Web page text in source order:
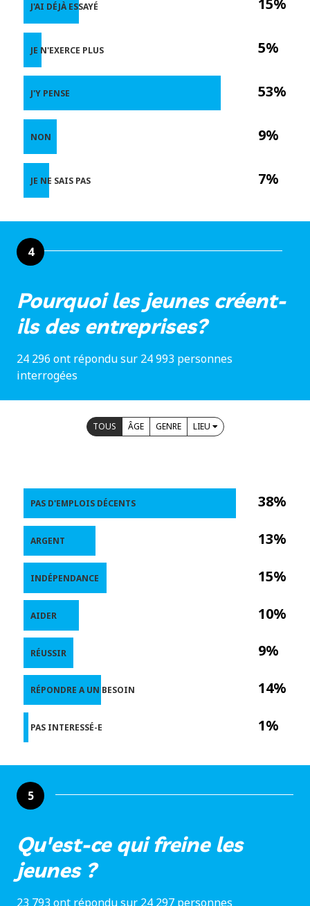
5%
53%
9%
7%
J'AI DÉJÀ ESSAYÉ
JE N'EXERCE PLUS
J'Y PENSE
NON
JE NE SAIS PAS
4
Pourquoi les jeunes créent-
ils des entreprises?
24 296 ont répondu sur 24 993 personnes
interrogées
TOUS ÂGE GENRE LIEU
38%
13%
15%
10%
9%
14%
1%
PAS D'EMPLOIS DÉCENTS
ARGENT
INDÉPENDANCE
AIDER
RÉUSSIR
RÉPONDRE A UN BESOIN
PAS INTERESSÉ-E
5
Qu'est-ce qui freine les
jeunes ?
23 793 ont répondu sur 24 297 personnes